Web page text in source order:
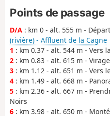
Points de passage
D/A : km 0 - alt. 555 m -
(rivière) - Affluent de la Cagne
1 : km 0.37 - alt. 544 m - Vers
2 : km 0.83 - alt. 615 m -
3 : km 1.12 - alt. 651 m - Vers
4 : km 1.49 - alt. 668 m -
5 : km 2.36 - alt. 667 m -
Noirs
6 : km 3.98 - alt. 650 m -